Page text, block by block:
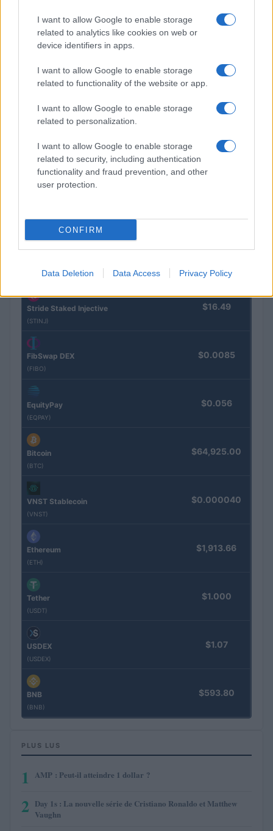
I want to allow Google to enable storage
related to analytics like cookies on web or
device identifiers in apps.
I want to allow Google to enable storage
related to functionality of the website or app.
I want to allow Google to enable storage
related to personalization.
I want to allow Google to enable storage
related to security, including authentication
functionality and fraud prevention, and other
user protection.
CONFIRM
Data Deletion Data Access Privacy Policy
Partage de données cryptos : la France s’engage avec 48 pays
Thomas Lefevre · 6 Août 2026
Nom Prix
(KBTC)
Stride Staked Injective
(STINJ)
$16.49
FibSwap DEX
(FIBO)
$0.0085
EquityPay
(EQPAY)
$0.056
Bitcoin
(BTC)
$64,925.00
VNST Stablecoin
(VNST)
$0.000040
Ethereum
(ETH)
$1,913.66
Tether
(USDT)
$1.000
USDEX
(USDEX)
$1.07
BNB
(BNB)
$593.80
PLUS LUS
1 AMP : Peut-il atteindre 1 dollar ?
2 Day 1s : La nouvelle série de Cristiano Ronaldo et Matthew
Vaughn